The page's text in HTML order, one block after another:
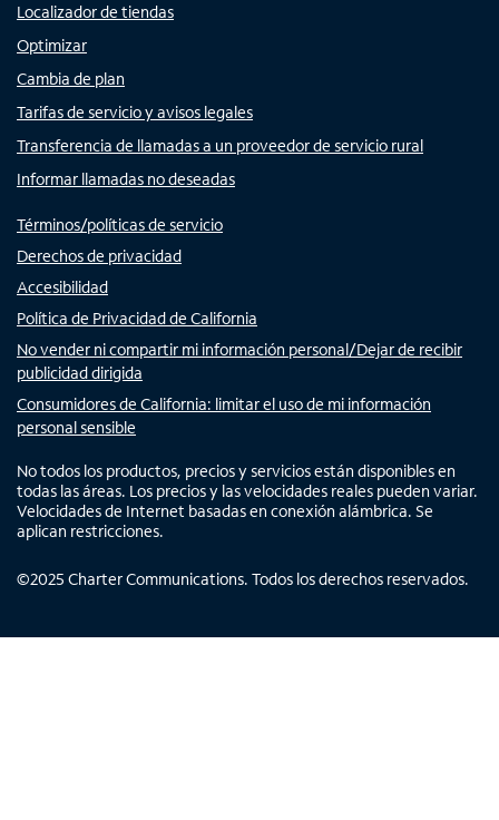
Localizador de tiendas
Optimizar
Cambia de plan
Tarifas de servicio y avisos legales
Transferencia de llamadas a un proveedor de servicio rural
Informar llamadas no deseadas
Términos/políticas de servicio
Derechos de privacidad
Accesibilidad
Política de Privacidad de California
No vender ni compartir mi información personal/Dejar de recibir
publicidad dirigida
Consumidores de California: limitar el uso de mi información
personal sensible
No todos los productos, precios y servicios están disponibles en
todas las áreas. Los precios y las velocidades reales pueden variar.
Velocidades de Internet basadas en conexión alámbrica. Se
aplican restricciones.
©2025 Charter Communications. Todos los derechos reservados.